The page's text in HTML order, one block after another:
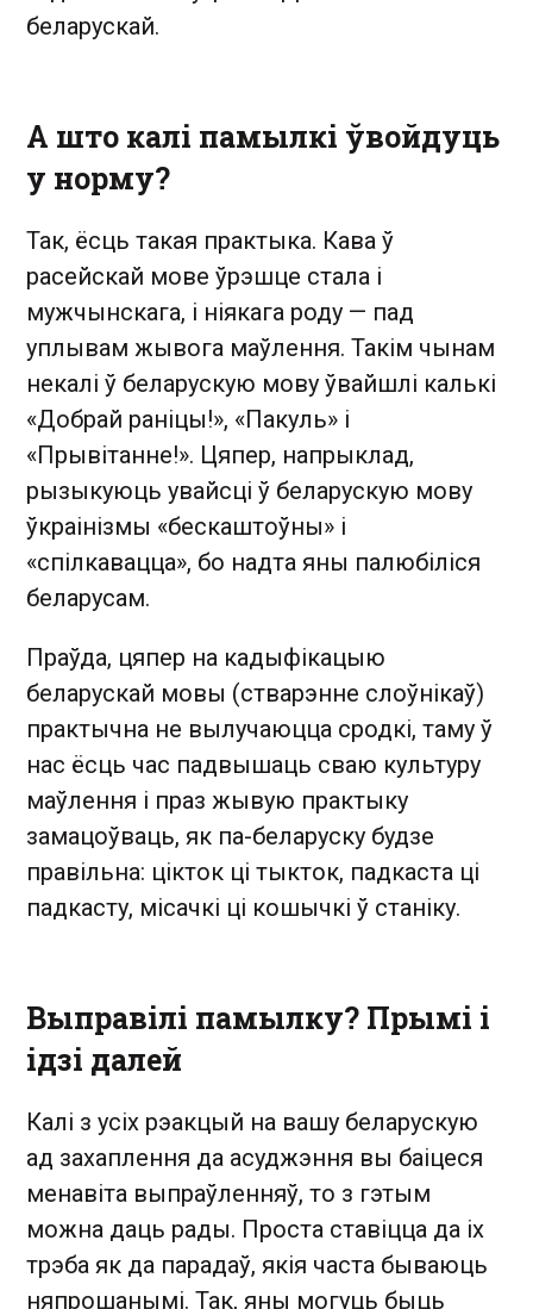
беларускай.
А што калі памылкі ўвойдуць
у норму?
Так, ёсць такая практыка. Кава ў
расейскай мове ўрэшце стала і
мужчынскага, і ніякага роду — пад
уплывам жывога маўлення. Такім чынам
некалі ў беларускую мову ўвайшлі калькі
«Добрай раніцы!», «Пакуль» і
«Прывітанне!». Цяпер, напрыклад,
рызыкуюць увайсці ў беларускую мову
ўкраінізмы «бескаштоўны» і
«спілкавацца», бо надта яны палюбіліся
беларусам.
Праўда, цяпер на кадыфікацыю
беларускай мовы (стварэнне слоўнікаў)
практычна не вылучаюцца сродкі, таму ў
нас ёсць час падвышаць сваю культуру
маўлення і праз жывую практыку
замацоўваць, як па-беларуску будзе
правільна: цікток ці тыкток, падкаста ці
падкасту, місачкі ці кошычкі ў станіку.
Выправілі памылку? Прымі і
ідзі далей
Калі з усіх рэакцый на вашу беларускую
ад захаплення да асуджэння вы баіцеся
менавіта выпраўленняў, то з гэтым
можна даць рады. Проста ставіцца да іх
трэба як да парадаў, якія часта бываюць
няпрошанымі. Так, яны могуць быць